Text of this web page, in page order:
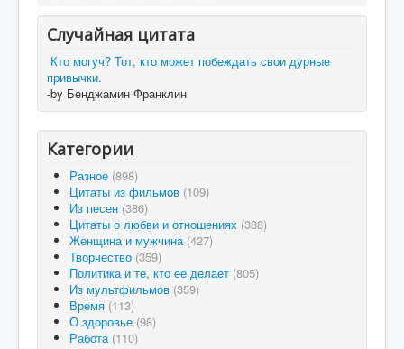
Случайная цитата
Кто могуч? Тот, кто может побеждать свои дурные
привычки.
-by Бенджамин Франклин
Категории
Разное (898)
Цитаты из фильмов (109)
Из песен (386)
Цитаты о любви и отношениях (388)
Женщина и мужчина (427)
Творчество (359)
Политика и те, кто ее делает (805)
Из мультфильмов (359)
Время (113)
О здоровье (98)
Работа (110)